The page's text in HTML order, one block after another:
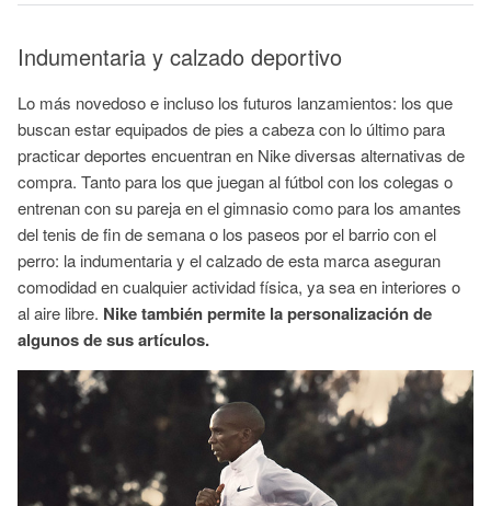
Indumentaria y calzado deportivo
Lo más novedoso e incluso los futuros lanzamientos: los que
buscan estar equipados de pies a cabeza con lo último para
practicar deportes encuentran en Nike diversas alternativas de
compra. Tanto para los que juegan al fútbol con los colegas o
entrenan con su pareja en el gimnasio como para los amantes
del tenis de fin de semana o los paseos por el barrio con el
perro: la indumentaria y el calzado de esta marca aseguran
comodidad en cualquier actividad física, ya sea en interiores o
al aire libre. Nike también permite la personalización de
algunos de sus artículos.